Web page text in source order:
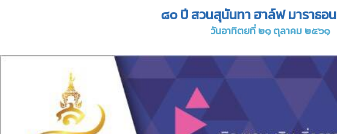
๘๐ ปี สวนสุนันทา ฮาล์ฟ มาราธอน
วันอาทิตยที่ ๒๑ ตุลาคม ๒๕๖๑